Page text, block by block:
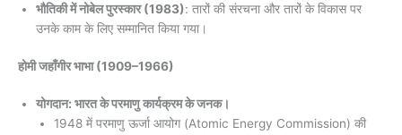
भौतिकी में नोबेल पुरस्कार (1983): तारों की संरचना और तारों के विकास पर
उनके काम के लिए सम्मानित किया गया।
होमी जहाँगीर भाभा(1909–1966)
योगदान: भारत के परमाणु कार्यक्रम के जनक।
1948 में परमाणु ऊर्जा आयोग (Atomic Energy Commission) की